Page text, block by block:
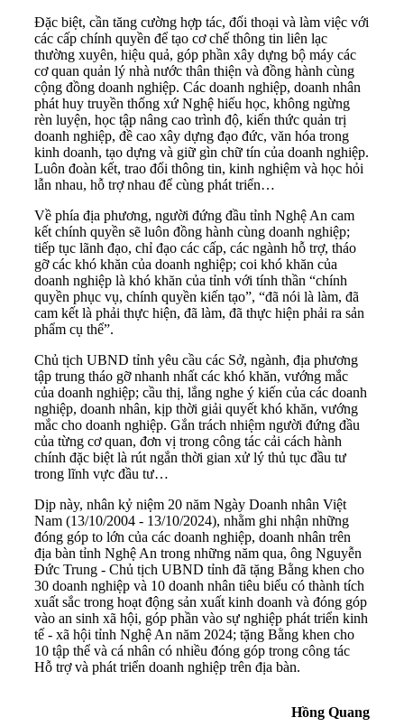
Đặc biệt, cần tăng cường hợp tác, đối thoại và làm việc với
các cấp chính quyền để tạo cơ chế thông tin liên lạc
thường xuyên, hiệu quả, góp phần xây dựng bộ máy các
cơ quan quản lý nhà nước thân thiện và đồng hành cùng
cộng đồng doanh nghiệp. Các doanh nghiệp, doanh nhân
phát huy truyền thống xứ Nghệ hiếu học, không ngừng
rèn luyện, học tập nâng cao trình độ, kiến thức quản trị
doanh nghiệp, đề cao xây dựng đạo đức, văn hóa trong
kinh doanh, tạo dựng và giữ gìn chữ tín của doanh nghiệp.
Luôn đoàn kết, trao đổi thông tin, kinh nghiệm và học hỏi
lẫn nhau, hỗ trợ nhau để cùng phát triển…
Về phía địa phương, người đứng đầu tỉnh Nghệ An cam
kết chính quyền sẽ luôn đồng hành cùng doanh nghiệp;
tiếp tục lãnh đạo, chỉ đạo các cấp, các ngành hỗ trợ, tháo
gỡ các khó khăn của doanh nghiệp; coi khó khăn của
doanh nghiệp là khó khăn của tỉnh với tính thần “chính
quyền phục vụ, chính quyền kiến tạo”, “đã nói là làm, đã
cam kết là phải thực hiện, đã làm, đã thực hiện phải ra sản
phẩm cụ thể”.
Chủ tịch UBND tỉnh yêu cầu các Sở, ngành, địa phương
tập trung tháo gỡ nhanh nhất các khó khăn, vướng mắc
của doanh nghiệp; cầu thị, lắng nghe ý kiến của các doanh
nghiệp, doanh nhân, kịp thời giải quyết khó khăn, vướng
mắc cho doanh nghiệp. Gắn trách nhiệm người đứng đầu
của từng cơ quan, đơn vị trong công tác cải cách hành
chính đặc biệt là rút ngắn thời gian xử lý thủ tục đầu tư
trong lĩnh vực đầu tư…
Dịp này, nhân kỷ niệm 20 năm Ngày Doanh nhân Việt
Nam (13/10/2004 - 13/10/2024), nhằm ghi nhận những
đóng góp to lớn của các doanh nghiệp, doanh nhân trên
địa bàn tỉnh Nghệ An trong những năm qua, ông Nguyễn
Đức Trung - Chủ tịch UBND tỉnh đã tặng Bằng khen cho
30 doanh nghiệp và 10 doanh nhân tiêu biểu có thành tích
xuất sắc trong hoạt động sản xuất kinh doanh và đóng góp
vào an sinh xã hội, góp phần vào sự nghiệp phát triển kinh
tế - xã hội tỉnh Nghệ An năm 2024; tặng Bằng khen cho
10 tập thể và cá nhân có nhiều đóng góp trong công tác
Hỗ trợ và phát triển doanh nghiệp trên địa bàn.
Hồng Quang